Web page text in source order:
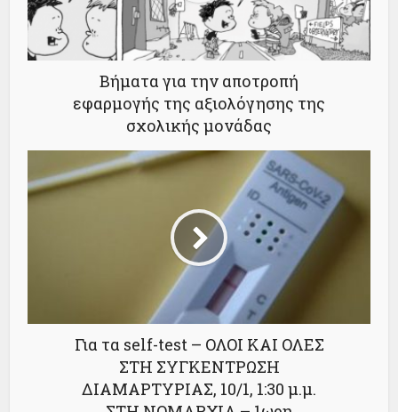
Βήματα για την αποτροπή
εφαρμογής της αξιολόγησης της
σχολικής μονάδας
Για τα self-test – ΟΛΟΙ ΚΑΙ ΟΛΕΣ
ΣΤΗ ΣΥΓΚΕΝΤΡΩΣΗ
ΔΙΑΜΑΡΤΥΡΙΑΣ, 10/1, 1:30 μ.μ.